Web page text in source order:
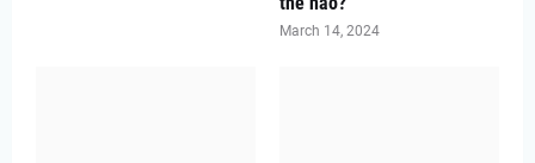
March 14, 2024